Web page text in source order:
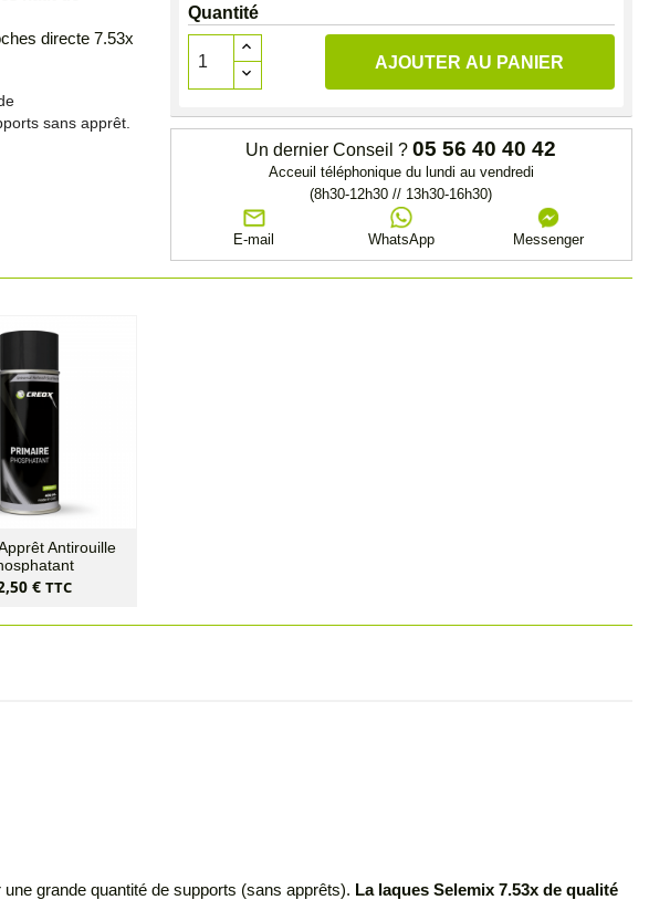
directe 7.53x
sans apprêt.
Quantité
AJOUTER AU PANIER
Un dernier Conseil ? 05 56 40 40 42
Acceuil téléphonique du lundi au vendredi
(8h30-12h30 // 13h30-16h30)
E-mail WhatsApp Messenger
Antirouille
€ TTC
grande quantité de supports (sans apprêts). La laques Selemix 7.53x de qualité